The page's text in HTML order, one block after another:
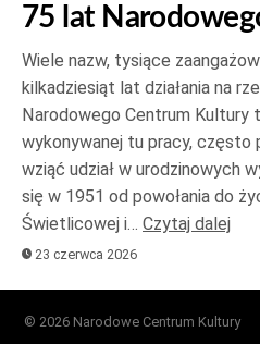
75 lat
Wiele nazw, tysiące
kilkadziesiąt lat działania na
Narodowego Centrum Kultury
wykonywanej tu pracy, często
wziąć udział w urodzinowych
się w 1951 od powołania do
Świetlicowej i… Czytaj dalej
23 czerwca 2026
© 2026 Narodowe Centrum Kultury